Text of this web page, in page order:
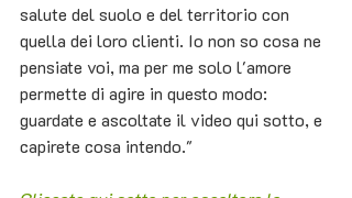
salute del suolo e del territorio con
quella dei loro clienti. Io non so cosa ne
pensiate voi, ma per me solo l'amore
permette di agire in questo modo:
guardate e ascoltate il video qui sotto, e
capirete cosa intendo."